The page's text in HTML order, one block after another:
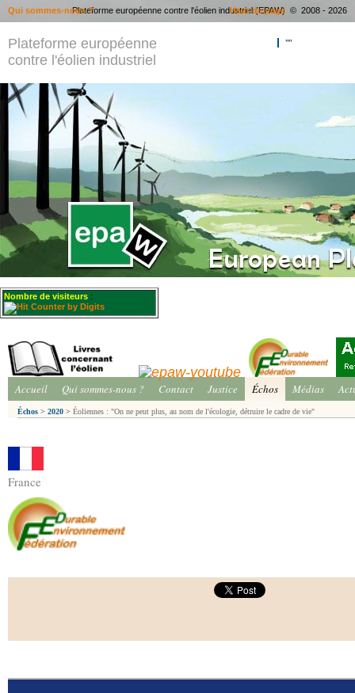
Plateforme européenne
contre l'éolien industriel
""
Nombre de visiteurs :
Accueil Qui sommes-nous ? Contact Justice Échos Médias
Échos > 2020 > Éoliennes : "On ne peut plus, au nom de l'écologie, détruire le cadre de vie"
France
Plateforme européenne contre l'éolien industriel (EPAW) © 2008 - 2026
Haut de page
Qui sommes-nous ?